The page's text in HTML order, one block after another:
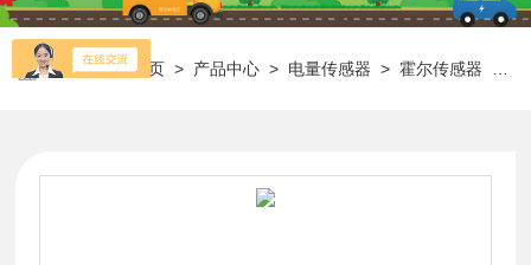
当前位置：首页 > 产品中心 > 电量传感器 >霍尔传感器